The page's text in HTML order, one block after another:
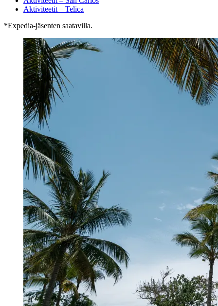
Aktiviteetit – Telica
*Expedia-jäsenten saatavilla.